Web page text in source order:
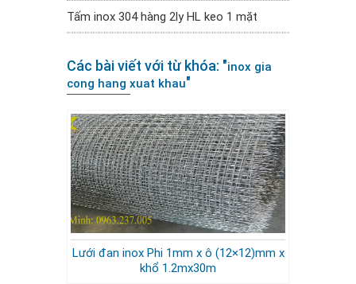
Tấm inox 304 hàng 2ly HL keo 1 mặt
Các bài viết với từ khóa: "inox gia
cong hang xuat khau"
Lưới đan inox Phi 1mm x ô (12×12)mm x
khổ 1.2mx30m